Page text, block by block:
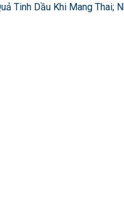
Tinh Dầu Khi Mang Thai;